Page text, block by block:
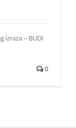
izraza – BUDI
0